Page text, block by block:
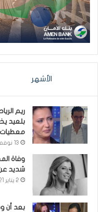
الأشهر
ريم
بلعيد
13 نوفمبر 2022
وفاة
شديد عن
2 يناير 2021
بعد أن